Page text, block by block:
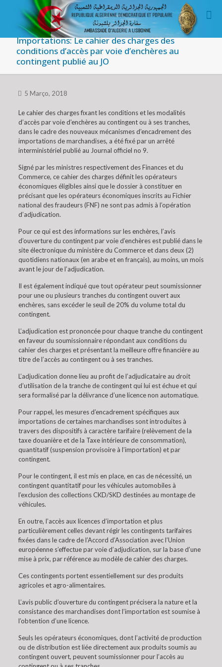
Importations: Le cahier des charges des
conditions d’accès par voie d’enchères au
contingent publié au JO
5 Março, 2018
Le cahier des charges fixant les conditions et les modalités
d’accès par voie d’enchères au contingent ou à ses tranches,
dans le cadre des nouveaux mécanismes d’encadrement des
importations de marchandises, a été fixé par un arrêté
interministériel publié au Journal officiel no 9.
Signé par les ministres respectivement des Finances et du
Commerce, ce cahier des charges définit les opérateurs
économiques éligibles ainsi que le dossier à constituer en
précisant que les opérateurs économiques inscrits au Fichier
national des fraudeurs (FNF) ne sont pas admis à l’opération
d’adjudication.
Pour ce qui est des informations sur les enchères, l’avis
d’ouverture du contingent par voie d’enchères est publié dans le
site électronique du ministère du Commerce et dans deux (2)
quotidiens nationaux (en arabe et en français), au moins, un mois
avant le jour de l’adjudication.
Il est également indiqué que tout opérateur peut soumissionner
pour une ou plusieurs tranches du contingent ouvert aux
enchères, sans excéder le seuil de 20% du volume total du
contingent.
L’adjudication est prononcée pour chaque tranche du contingent
en faveur du soumissionnaire répondant aux conditions du
cahier des charges et présentant la meilleure offre financière au
titre de l’accès au contingent ou à ses tranches.
L’adjudication donne lieu au profit de l’adjudicataire au droit
d’utilisation de la tranche de contingent qui lui est échue et qui
sera formalisé par la délivrance d’une licence non automatique.
Pour rappel, les mesures d’encadrement spécifiques aux
importations de certaines marchandises sont introduites à
travers des dispositifs à caractère tarifaire (relèvement de la
taxe douanière et de la Taxe intérieure de consommation),
quantitatif (suspension provisoire à l’importation) et par
contingent.
Pour le contingent, il est mis en place, en cas de nécessité, un
contingent quantitatif pour les véhicules automobiles à
l’exclusion des collections CKD/SKD destinées au montage de
véhicules.
En outre, l’accès aux licences d’importation et plus
particulièrement celles devant régir les contingents tarifaires
fixées dans le cadre de l’Accord d’Association avec l’Union
européenne s’effectue par voie d’adjudication, sur la base d’une
mise à prix, par référence au modèle de cahier des charges.
Ces contingents portent essentiellement sur des produits
agricoles et agro-alimentaires.
L’avis public d’ouverture du contingent précisera la nature et la
consistance des marchandises dont l’importation est soumise à
l’obtention d’une licence.
Seuls les opérateurs économiques, dont l’activité de production
ou de distribution est liée directement aux produits soumis au
contingent ouvert, peuvent soumissionner pour l’accès au